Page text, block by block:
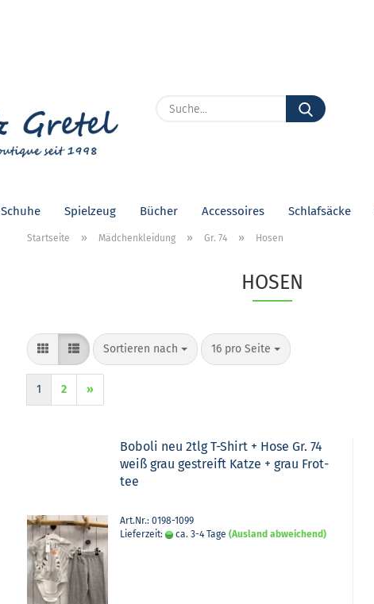
E-Mail
Suche...
Schuhe Spielzeug Bücher Accessoires Schlafsäcke
Startseite » Mädchenkleidung » Gr. 74 » Hosen
HOSEN
Sortieren nach
Sortieren nach 16 pro Seite
pro Seite
1 2 »
Bobo­li neu 2tlg T-​Shirt + Hose Gr. 74
weiß grau ge­streift Katze + grau Frot­
tee
Art.Nr.: 0198-1099
Lieferzeit:
ca. 3-4 Tage (Ausland abweichend)